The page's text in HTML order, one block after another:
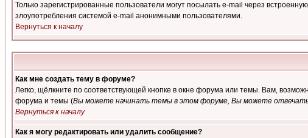
Только зарегистрированные пользователи могут посылать e-mail через
злоупотребления системой e-mail анонимными пользователями.
Вернуться к началу
Как мне создать тему в форуме?
Легко, щёлкните по соответствующей кнопке в окне форума или темы. Вам,
форума и темы (Вы можете начинать темы в этом форуме, Вы можете
Вернуться к началу
Как я могу редактировать или удалить сообщение?